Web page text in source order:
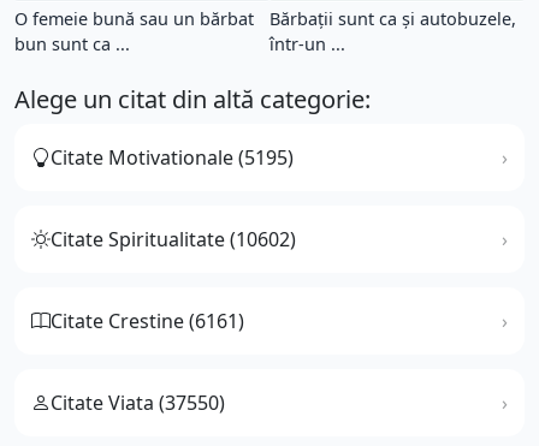
O femeie bună sau un bărbat
bun sunt ca ...
Bărbații sunt ca și autobuzele,
într-un ...
Alege un citat din altă categorie:
Citate Motivationale (5195)
Citate Spiritualitate (10602)
Citate Crestine (6161)
Citate Viata (37550)